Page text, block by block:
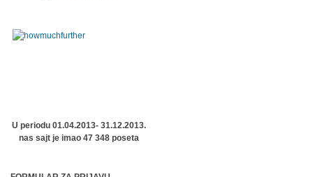
U periodu 01.04.2013- 31.12.2013.
nas sajt je imao 47 348 poseta